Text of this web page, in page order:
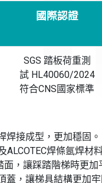
國際認證
SGS 踏板荷重測
試 HL40060/2024
符合CNS國家標準
焊接成型，更加穩固。
ALCOTEC焊條氬焊材
面，讓踩踏階梯時更加
蓋，讓梯具結構更加牢